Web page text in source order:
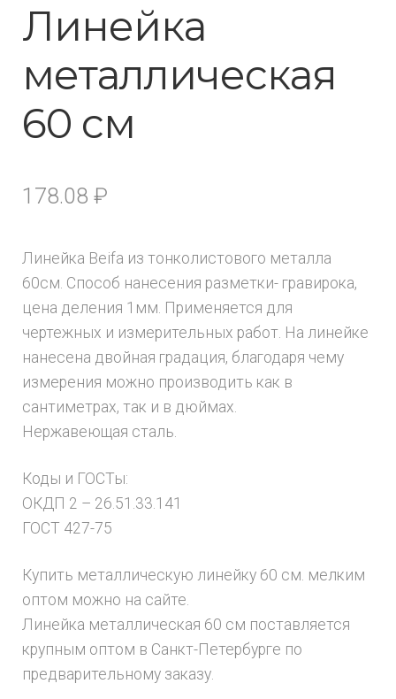
Линейка
металлическая
60 см
178.08 ₽
Линейка Beifa из тонколистового металла
60см. Способ нанесения разметки- гравирока,
цена деления 1мм. Применяется для
чертежных и измерительных работ. На линейке
нанесена двойная градация, благодаря чему
измерения можно производить как в
сантиметрах, так и в дюймах.
Нержавеющая сталь.
Коды и ГОСТы:
ОКДП 2 – 26.51.33.141
ГОСТ 427-75
Купить металлическую линейку 60 см. мелким
оптом можно на сайте.
Линейка металлическая 60 см поставляется
крупным оптом в Санкт-Петербурге по
предварительному заказу.